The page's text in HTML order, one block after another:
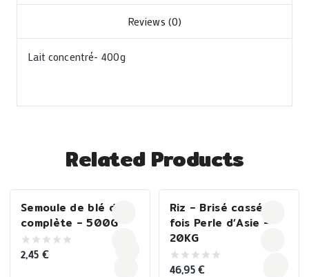
Reviews (0)
Lait concentré- 400g
Related Products
Semoule de blé dur
complète – 500G
0
2,45 €
Riz – Brisé cassé 1
fois Perle d’Asie –
20KG
0
46,95€